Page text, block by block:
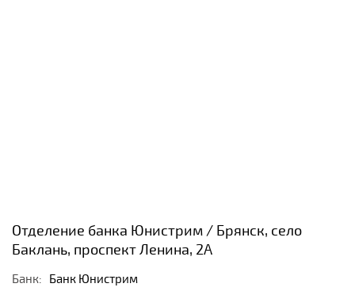
Отделение банка Юнистрим / Брянск, село
Баклань, проспект Ленина, 2А
Банк: Банк Юнистрим